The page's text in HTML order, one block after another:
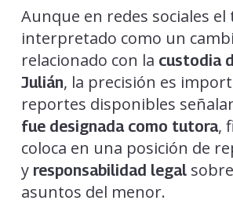
Aunque en redes sociales el
interpretado como un
relacionado con la custodia
Julián, la precisión es
reportes disponibles
fue designada como tutora,
coloca en una posición de
y responsabilidad legal
asuntos del menor.